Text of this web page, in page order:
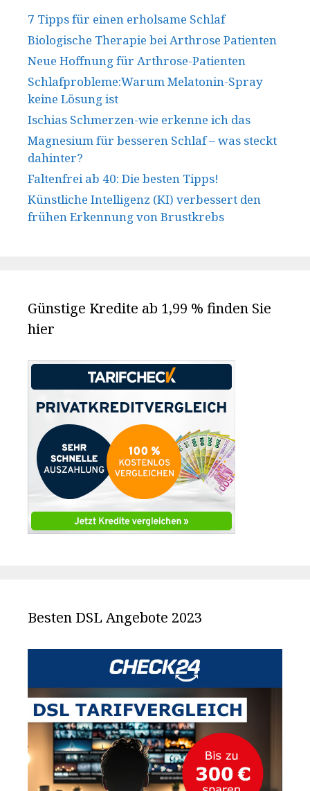
7 Tipps für einen erholsame Schlaf
Biologische Therapie bei Arthrose Patienten
Neue Hoffnung für Arthrose-Patienten
Schlafprobleme:Warum Melatonin-Spray
keine Lösung ist
Ischias Schmerzen-wie erkenne ich das
Magnesium für besseren Schlaf – was steckt
dahinter?
Faltenfrei ab 40: Die besten Tipps!
Künstliche Intelligenz (KI) verbessert den
frühen Erkennung von Brustkrebs
Günstige Kredite ab 1,99 % finden Sie
hier
Besten DSL Angebote 2023